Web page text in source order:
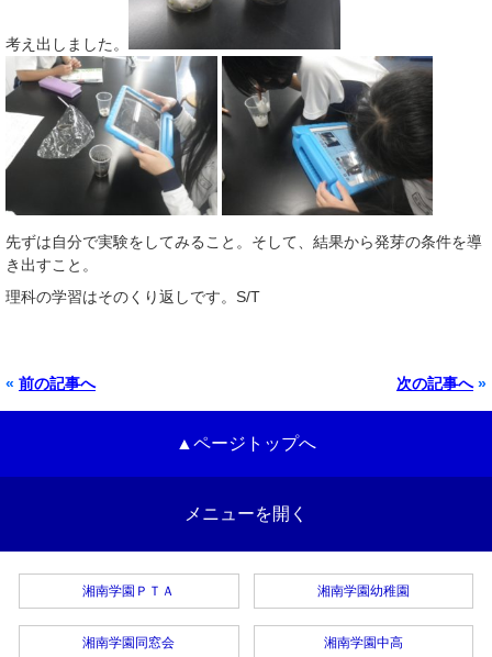
考え出しました。
先ずは自分で実験をしてみること。そして、結果から発芽の条件を導
き出すこと。
理科の学習はそのくり返しです。S/T
« 前の記事へ 次の記事へ»
▲ページトップへ
メニューを開く
湘南学園ＰＴＡ
湘南学園同窓会
湘南学園幼稚園
湘南学園中高